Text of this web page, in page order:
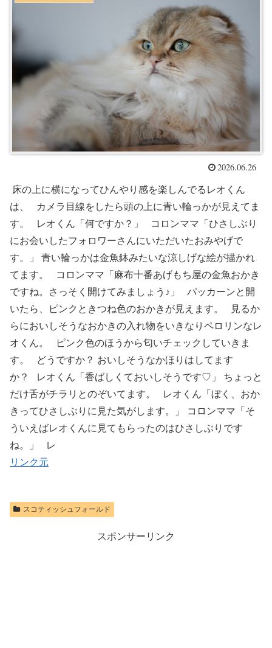
2026.06.26
床の上に横になってひんやり感を楽しんでるレオくん
は、 カメラ目線をしたら頭の上に青い輪っかが見えてま
す。 レオくん「何ですか？」 コロンママ「ひさしぶり
にお会いしたフォロワーさんにいただいたおみやげで
す。」 青い輪っかは金魚鉢みたいな涼しげな絵が描かれ
てます。 コロンママ「麻布十番あげもち屋の金魚おかき
ですね。さっそく開けてみましょう♪」 パッカーンと開
いたら、ピンクときつね色のおかきが見えます。 見るか
らにおいしそうなおかきの入れ物をいきなりペロリンなレ
オくん。 ピンク色のほうから匂いチェックしていきま
す。 どうですか？ おいしそうなかほりはしてます
か？ レオくん「香ばしくておいしそうです♡」 ちょっと
だけ舌がチラリとのぞいてます。 レオくん「ぼく、おか
きってひさしぶりに見た気がします。」 コロンママ「そ
ういえばレオくんに見てもらったのはひさしぶりです
ね。」 レ
リンク元
スコティッシュフォールド
スポンサーリンク